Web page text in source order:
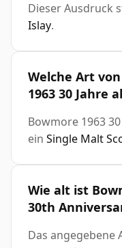
Dieser Ausdruck
Islay.
Welche Art
1963 30 Jahre
Bowmore 1963
ein Single Malt
Wie alt ist
30th
Das angegebene